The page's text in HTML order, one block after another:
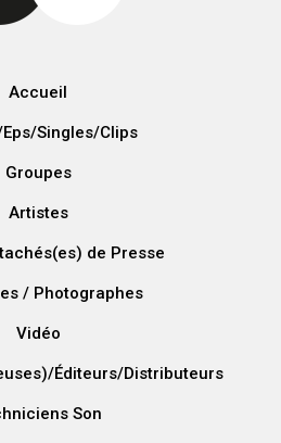
Accueil
Singles/Clips
Groupes
Artistes
de Presse
/ Photographes
Vidéo
Éditeurs/Distributeurs
Son